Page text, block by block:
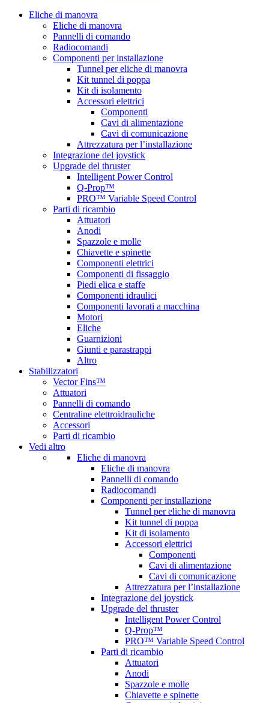
Eliche di manovra
Eliche di manovra
Pannelli di comando
Radiocomandi
Componenti per installazione
Tunnel per eliche di manovra
Kit tunnel di poppa
Kit di isolamento
Accessori elettrici
Componenti
Cavi di alimentazione
Cavi di comunicazione
Attrezzatura per l’installazione
Integrazione del joystick
Upgrade del thruster
Intelligent Power Control
Q-Prop™
PRO™ Variable Speed Control
Parti di ricambio
Attuatori
Anodi
Spazzole e molle
Chiavette e spinette
Componenti elettrici
Componenti di fissaggio
Piedi elica e staffe
Componenti idraulici
Componenti lavorati a macchina
Motori
Eliche
Guarnizioni
Giunti e parastrappi
Altro
Stabilizzatori
Vector Fins™
Attuatori
Pannelli di comando
Centraline elettroidrauliche
Accessori
Parti di ricambio
Vedi altro
Eliche di manovra
Eliche di manovra
Pannelli di comando
Radiocomandi
Componenti per installazione
Tunnel per eliche di manovra
Kit tunnel di poppa
Kit di isolamento
Accessori elettrici
Componenti
Cavi di alimentazione
Cavi di comunicazione
Attrezzatura per l’installazione
Integrazione del joystick
Upgrade del thruster
Intelligent Power Control
Q-Prop™
PRO™ Variable Speed Control
Parti di ricambio
Attuatori
Anodi
Spazzole e molle
Chiavette e spinette